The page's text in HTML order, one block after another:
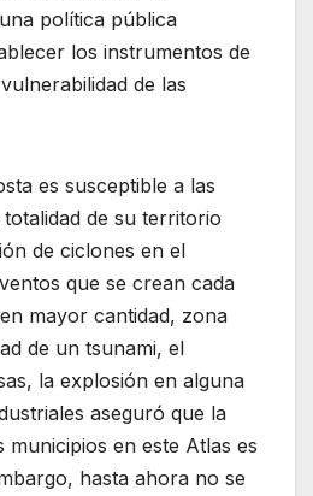
política pública
los instrumentos de
de las
es susceptible a las
de su territorio
de ciclones en el
que se crean cada
mayor cantidad, zona
de un tsunami, el
la explosión en alguna
aseguró que la
municipios en este Atlas es
hasta ahora no se